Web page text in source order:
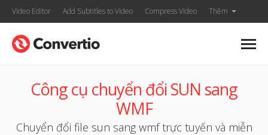
Video Editor Add Subtitles to Video Compress Video Thêm
Công cụ chuyển đổi SUN sang
WMF
Chuyển đổi file sun sang wmf trực tuyến và miễn